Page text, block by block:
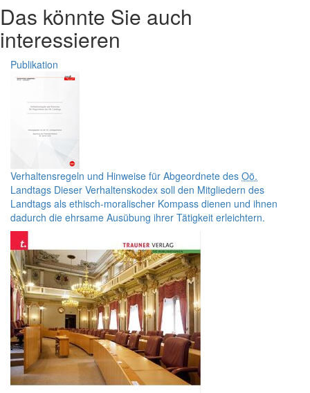
Das könnte Sie auch
interessieren
Publikation
Verhaltensregeln und Hinweise für Abgeordnete des Oö.
Landtags Dieser Verhaltenskodex soll den Mitgliedern des
Landtags als ethisch-moralischer Kompass dienen und ihnen
dadurch die ehrsame Ausübung ihrer Tätigkeit erleichtern.